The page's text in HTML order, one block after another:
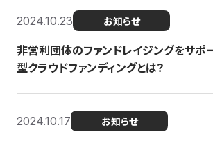
2024.10.23 お知らせ
非営利団体のファンドレイジングをサポ
型クラウドファンディングとは？
2024.10.17 お知らせ